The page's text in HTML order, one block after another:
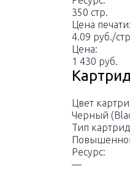
350 стр.
Цена печати:
4.09 руб./
Цена:
1 430 руб.
Цвет
Черный
Тип
Ресурс:
—